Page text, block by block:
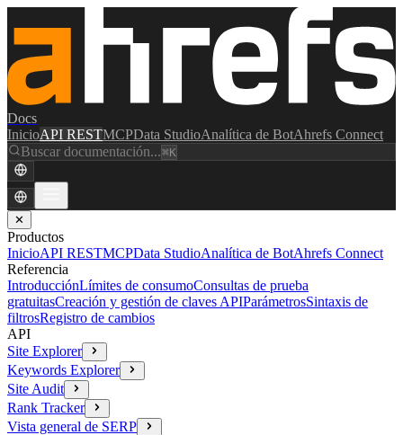
Docs
InicioAPI RESTMCPData StudioAnalítica de BotAhrefs Connect
Buscar documentación...⌘K
✕
Productos
InicioAPI RESTMCPData StudioAnalítica de BotAhrefs Connect
Referencia
IntroducciónLímites de consumoConsultas de prueba
gratuitasCreación y gestión de claves APIParámetrosSintaxis de
filtrosRegistro de cambios
API
Site Explorer
Keywords Explorer
Site Audit
Rank Tracker
Vista general de SERP